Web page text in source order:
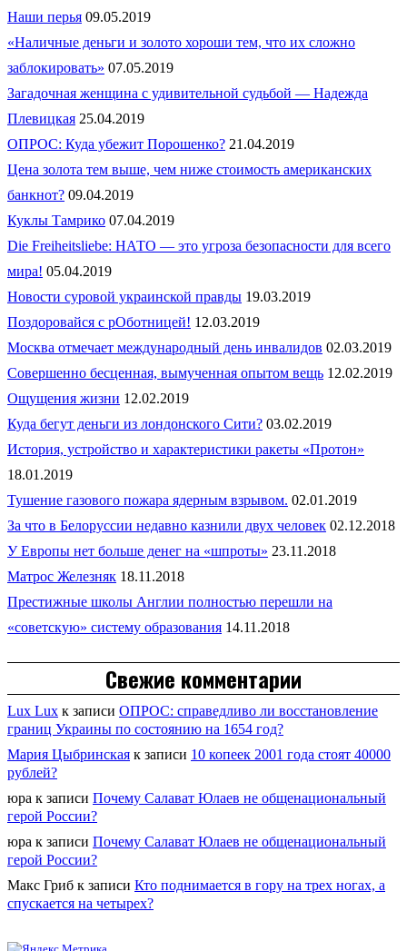
Наши перья 09.05.2019
«Наличные деньги и золото хороши тем, что их сложно
заблокировать» 07.05.2019
Загадочная женщина с удивительной судьбой — Надежда
Плевицкая 25.04.2019
ОПРОС: Куда убежит Порошенко? 21.04.2019
Цена золота тем выше, чем ниже стоимость американских
банкнот? 09.04.2019
Куклы Тамрико 07.04.2019
Die Freiheitsliebe: НАТО — это угроза безопасности для всего
мира! 05.04.2019
Новости суровой украинской правды 19.03.2019
Поздоровайся с рОботницей! 12.03.2019
Москва отмечает международный день инвалидов 02.03.2019
Совершенно бесценная, вымученная опытом вещь 12.02.2019
Ощущения жизни 12.02.2019
Куда бегут деньги из лондонского Сити? 03.02.2019
История, устройство и характеристики ракеты «Протон»
18.01.2019
Тушение газового пожара ядерным взрывом. 02.01.2019
За что в Белоруссии недавно казнили двух человек 02.12.2018
У Европы нет больше денег на «шпроты» 23.11.2018
Матрос Железняк 18.11.2018
Престижные школы Англии полностью перешли на
«советскую» систему образования 14.11.2018
Свежие комментарии
Lux Lux к записи ОПРОС: справедливо ли восстановление
границ Украины по состоянию на 1654 год?
Мария Цыбринская к записи 10 копеек 2001 года стоят 40000
рублей?
юра к записи Почему Салават Юлаев не общенациональный
герой России?
юра к записи Почему Салават Юлаев не общенациональный
герой России?
Макс Гриб к записи Кто поднимается в гору на трех ногах, а
спускается на четырех?